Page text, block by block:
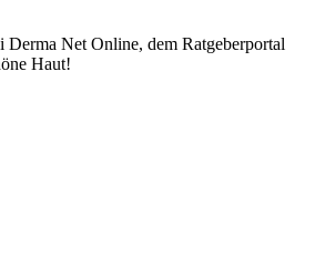
Net Online, dem Ratgeberportal
Haut!